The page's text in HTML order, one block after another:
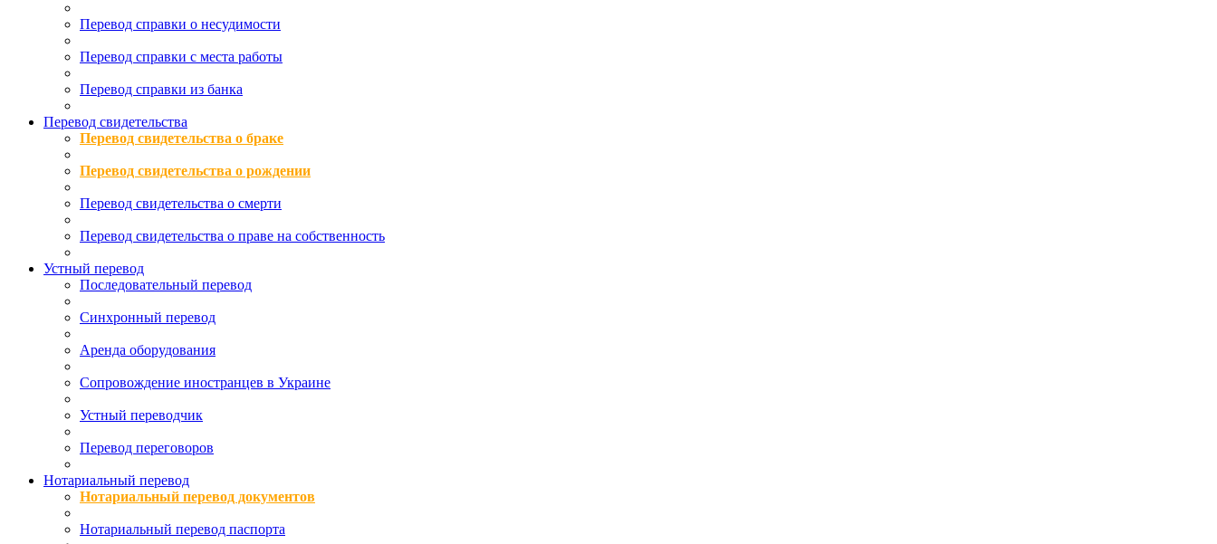
Перевод справки о несудимости
Перевод справки с места работы
Перевод справки из банка
Перевод свидетельства
Перевод свидетельства о браке
Перевод свидетельства о рождении
Перевод свидетельства о смерти
Перевод свидетельства о праве на собственность
Устный перевод
Последовательный перевод
Синхронный перевод
Аренда оборудования
Сопровождение иностранцев в Украине
Устный переводчик
Перевод переговоров
Нотариальный перевод
Нотариальный перевод документов
Нотариальный перевод паспорта